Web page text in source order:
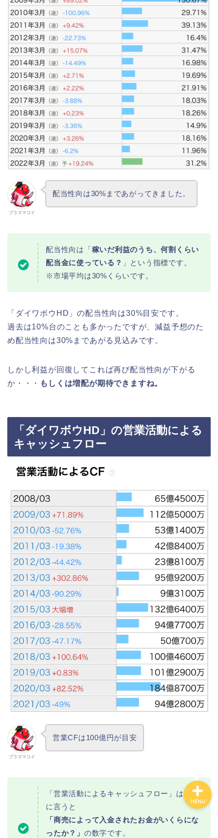
プラズマコイ
配当性向は30%まであがってきました。
配当性向は「稼いだ利益のうち、何割くらい
配当金に使っている？ 」という指標です。
※市場平均は30%くらいです。
「ダイワボウHD」の配当性向は30%目安です。
過去は10%台のことも多かったですが、減益予想のた
め配当性向は30%まであがる見込みです。
しかし利益が回復してこれば再び配当性向が下がる
か・・・ もしくは増配が期待できますね。
「ダイワボウHD」の営業活動による
キャッシュフロー
プラズマコイ
営業CFは100億円が目安
「営業活動によるキャッシュフロー」は簡単
に言うと
「商売によって入金されたお金がいくらにな
ったか？」 の数字です。
MENU
カテゴリ別おすすめ株◯
選
株式投資・金融知識
おすすめ読書の要約
ビジネス・仕事